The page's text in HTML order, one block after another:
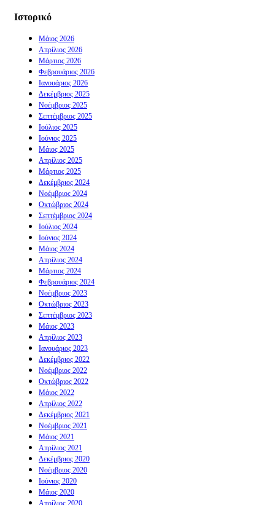
Ιστορικό
Μάιος 2026
Απρίλιος 2026
Μάρτιος 2026
Φεβρουάριος 2026
Ιανουάριος 2026
Δεκέμβριος 2025
Νοέμβριος 2025
Σεπτέμβριος 2025
Ιούλιος 2025
Ιούνιος 2025
Μάιος 2025
Απρίλιος 2025
Μάρτιος 2025
Δεκέμβριος 2024
Νοέμβριος 2024
Οκτώβριος 2024
Σεπτέμβριος 2024
Ιούλιος 2024
Ιούνιος 2024
Μάιος 2024
Απρίλιος 2024
Μάρτιος 2024
Φεβρουάριος 2024
Νοέμβριος 2023
Οκτώβριος 2023
Σεπτέμβριος 2023
Μάιος 2023
Απρίλιος 2023
Ιανουάριος 2023
Δεκέμβριος 2022
Νοέμβριος 2022
Οκτώβριος 2022
Μάιος 2022
Απρίλιος 2022
Δεκέμβριος 2021
Νοέμβριος 2021
Μάιος 2021
Απρίλιος 2021
Δεκέμβριος 2020
Νοέμβριος 2020
Ιούνιος 2020
Μάιος 2020
Απρίλιος 2020